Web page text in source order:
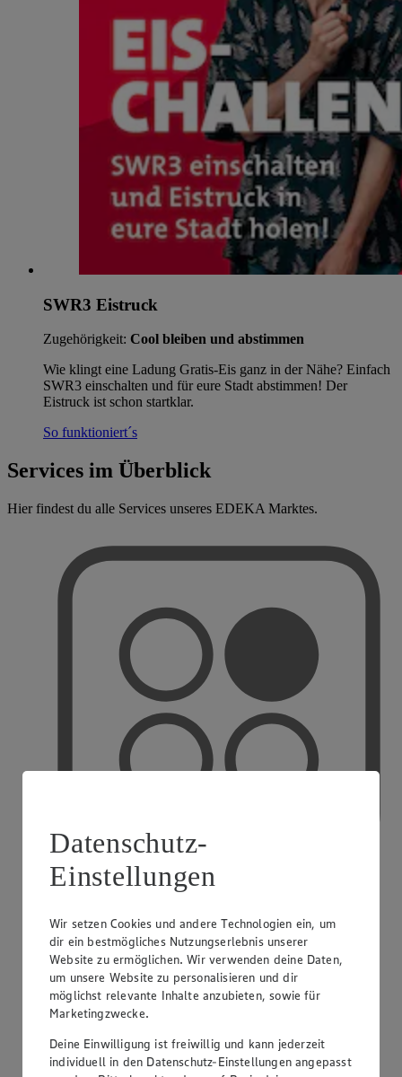
SWR3 Eistruck
Zugehörigkeit: Cool bleiben und abstimmen
Wie klingt eine Ladung Gratis-Eis ganz in der Nähe? Einfach
SWR3 einschalten und für eure Stadt abstimmen! Der
Eistruck ist schon startklar.
So funktioniert´s
Services im Überblick
Hier findest du alle Services unseres EDEKA Marktes.
Datenschutz-
Einstellungen
Wir setzen Cookies und andere Technologien ein, um
dir ein bestmögliches Nutzungserlebnis unserer
Website zu ermöglichen. Wir verwenden deine Daten,
um unsere Website zu personalisieren und dir
möglichst relevante Inhalte anzubieten, sowie für
Marketingzwecke.
Deine Einwilligung ist freiwillig und kann jederzeit
individuell in den Datenschutz-Einstellungen angepasst